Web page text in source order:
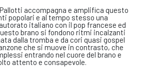
accompagna e amplifica questo
popolari e al tempo stesso una
italiano con il pop francese ed
brano si fondono ritmi incalzanti
dalla tromba e da cori quasi gospel
che si muove in contrasto, che
entrando nel cuore del brano e
attento e consapevole.